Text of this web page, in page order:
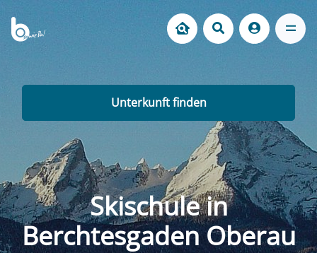
Unterkunft finden
Skischule in
Berchtesgaden Oberau